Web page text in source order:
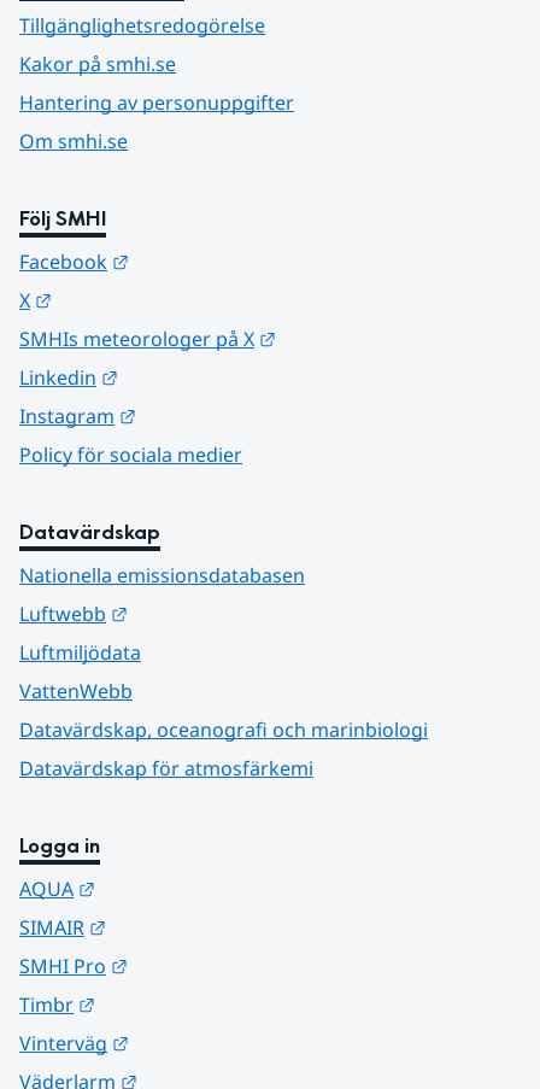
Tillgänglighetsredogörelse
Kakor på smhi.se
Hantering av personuppgifter
Om smhi.se
Följ SMHI
Facebook
X
SMHIs meteorologer på X
Linkedin
Instagram
Policy för sociala medier
Datavärdskap
Nationella emissionsdatabasen
Luftwebb
Luftmiljödata
VattenWebb
Datavärdskap, oceanografi och marinbiologi
Datavärdskap för atmosfärkemi
Logga in
AQUA
SIMAIR
SMHI Pro
Timbr
Vinterväg
Väderlarm